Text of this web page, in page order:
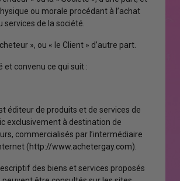
ou morale procédant à l’achat
services de la société.
», ou « le Client » d’autre part.
et convenu ce qui suit :
éditeur de produits et de services de
exclusivement à destination de
commercialisés par l’intermédiaire
(http://www.achetergay.com).
des biens et services proposés